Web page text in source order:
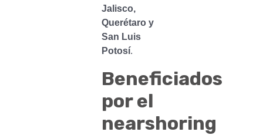
Jalisco,
Querétaro y
San Luis
Potosí.
Beneficiados
por el
nearshoring